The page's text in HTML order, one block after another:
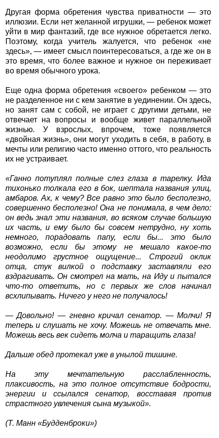
Другая форма обретения чувства приватности — это
иллюзии. Если нет желанной игрушки, — ребенок может
уйти в мир фантазий, где все нужное обретается легко.
Поэтому, когда учитель жалуется, что ребенок «не
здесь», — имеет смысл поинтересоваться, а где же он в
это время, что более важное и нужное он переживает
во время обычного урока.
Еще одна форма обретения «своего» ребенком — это
не разделенное ни с кем занятие в уединении. Он здесь,
но занят сам с собой, не играет с другими детьми, не
отвечает на вопросы и вообще живет параллельной
жизнью. У взрослых, впрочем, тоже появляется
«двойная жизнь», они могут уходить в себя, в работу, в
мечты или религию часто именно оттого, что реальность
их не устраивает.
«Ганно потуплял полные слез глаза в тарелку. Ида
тихонько толкала его в бок, шептала названия улиц,
амбаров. Ах, к чему? Все равно это было бесполезно,
совершенно бесполезно! Она не понимала, в чем дело:
он ведь знал эти названия, во всяком случае большую
их часть, и ему было бы совсем нетрудно, ну хоть
немного, порадовать папу, если бы... это было
возможно, если бы этому не мешало какое-то
неодолимо грустное ощущение... Строгий оклик
отца, стук вилкой о подставку заставляли его
вздрагивать. Он смотрел на мать, на Иду и пытался
что-то ответить, но с первых же слов начинал
всхлипывать. Ничего у него не получалось!
— Довольно! — гневно кричал сенатор. — Молчи! Я
теперь и слушать не хочу. Можешь не отвечать мне.
Можешь весь век сидеть молча и таращить глаза!
Дальше обед протекал уже в унылой тишине.
На эту мечтательную расслабленность,
плаксивость, на это полное отсутствие бодрости,
энергии и ссылался сенатор, восставая против
страстного увлечения сына музыкой».
(Т. Манн «Будденброки»)